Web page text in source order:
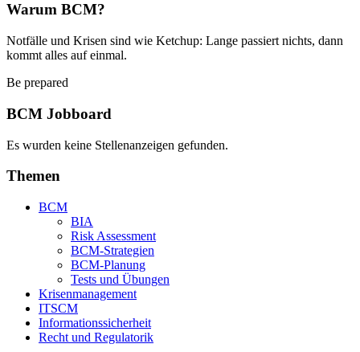
Warum BCM?
Notfälle und Krisen sind wie Ketchup: Lange passiert nichts, dann
kommt alles auf einmal.
Be prepared
BCM Jobboard
Es wurden keine Stellenanzeigen gefunden.
Themen
BCM
BIA
Risk Assessment
BCM-Strategien
BCM-Planung
Tests und Übungen
Krisenmanagement
ITSCM
Informationssicherheit
Recht und Regulatorik